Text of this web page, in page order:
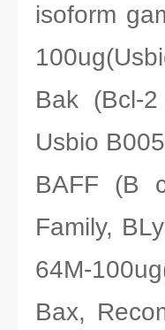
isoform
Bak (Bcl-
Usbio
BAFF (B
Family,
64M-
Bax,